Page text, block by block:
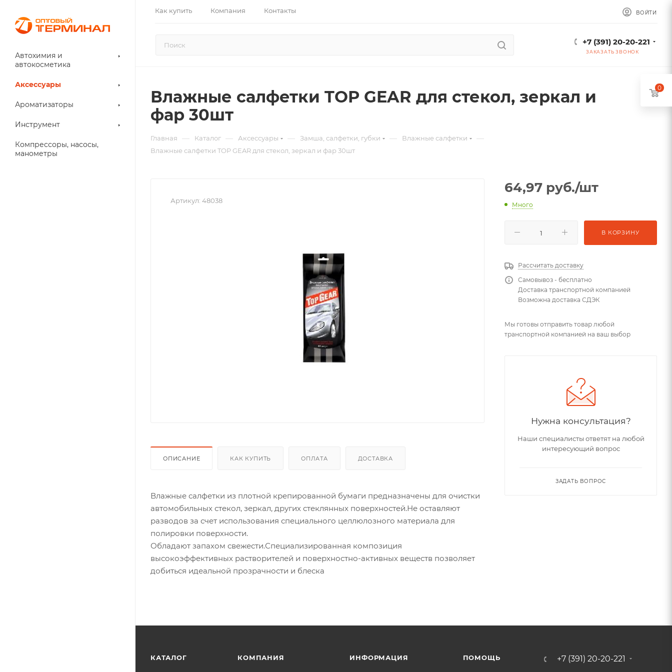
Как купить Компания Контакты ВОЙТИ
+7 (391) 20-20-221
ЗАКАЗАТЬ ЗВОНОК
Автохимия и
автокосметика
Аксессуары
Ароматизаторы
Инструмент
Компрессоры, насосы,
манометры
Влажные салфетки TOP GEAR для стекол, зеркал и
фар 30шт
Главная — Каталог — Аксессуары — Замша, салфетки, губки — Влажные салфетки —
Влажные салфетки TOP GEAR для стекол, зеркал и фар 30шт
Артикул: 48038
ОПИСАНИЕ КАК КУПИТЬ ОПЛАТА ДОСТАВКА
Влажные салфетки из плотной крепированной бумаги предназначены для очистки
автомобильных стекол, зеркал, других стеклянных поверхностей.Не оставляют
разводов за счет использования специального целлюлозного материала для
полировки поверхности.
Обладают запахом свежести.Специализированная композиция
высокоэффективных растворителей и поверхностно-активных веществ позволяет
добиться идеальной прозрачности и блеска
64,97 руб./шт
Много
В КОРЗИНУ
Рассчитать доставку
Самовывоз - бесплатно
Доставка транспортной компанией
Возможна доставка СДЭК
Мы готовы отправить товар любой
транспортной компанией на ваш выбор
Нужна консультация?
Наши специалисты ответят на любой
интересующий вопрос
ЗАДАТЬ ВОПРОС
КАТАЛОГ КОМПАНИЯ ИНФОРМАЦИЯ ПОМОЩЬ +7 (391) 20-20-221
0